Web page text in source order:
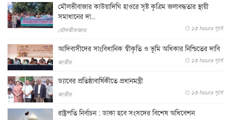
মৌলভীবাজার কাউয়াদিঘি হাওরে সৃষ্ট কৃত্রিম জলাবদ্ধতার স্থায়ী
সমাধানের দা...
মৌলভীবাজার ১৩ hours পূর্বে
আদিবাসীদের সাংবিধানিক স্বীকৃতি ও ভূমি অধিকার নিশ্চিতের দাবি
জাতীয় ১৩ hours পূর্বে
ড্যাবের প্রতিষ্ঠাবার্ষিকীতে প্রধানমন্ত্রী
জাতীয় ১৩ hours পূর্বে
রাষ্ট্রপতি নির্বাচন : ডাকা হবে সংসদের বিশেষ অধিবেশন